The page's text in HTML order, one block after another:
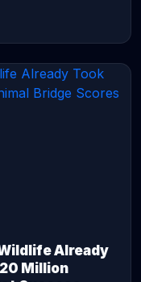
Already
Million